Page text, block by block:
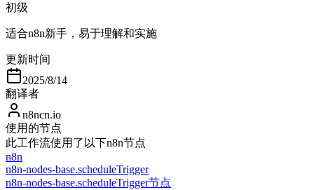
初级
适合n8n新手，易于理解和实施
更新时间
2025/8/14
翻译者
n8ncn.io
使用的节点
此工作流使用了以下n8n节点
n8n
n8n-nodes-base.scheduleTrigger
n8n-nodes-base.scheduleTrigger节点